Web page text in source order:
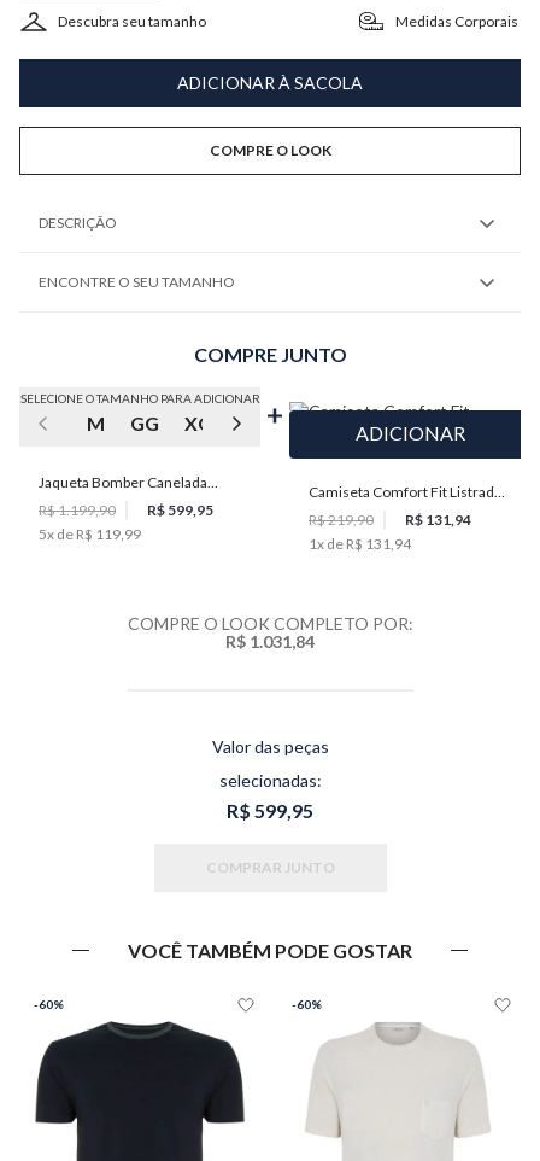
Descubra seu tamanho Medidas Corporais
ADICIONAR À SACOLA
COMPRE O LOOK
DESCRIÇÃO
ENCONTRE O SEU TAMANHO
COMPRE JUNTO
SELECIONE O TAMANHO PARA ADICIONAR
M GG XGG
Jaqueta Bomber Canelada
Masculina Individual
R$ 1.199,90
R$ 599,95
5x de R$ 119,99
ADICIONAR
Camiseta Comfort Fit Listrada
Jacquard Masculina Individual
R$ 219,90
R$ 131,94
1x de R$ 131,94
COMPRE O LOOK COMPLETO POR:
R$ 1.031,84
Valor das peças
selecionadas:
R$ 599,95
COMPRAR JUNTO
VOCÊ TAMBÉM PODE GOSTAR
-60% -60%